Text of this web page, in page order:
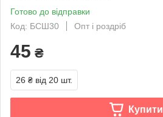
Готово до відправки
Код: БСШ30
Опт і роздріб
45 ₴
26 ₴ від 20 шт.
Купити